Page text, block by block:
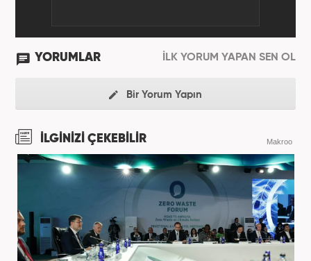
YORUMLAR İLK YORUM YAPAN SEN OL
Bir Yorum Yapın
İLGİNİZİ ÇEKEBİLİR Makroo